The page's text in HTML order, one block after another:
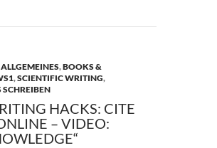
ALLGEMEINES,BOOKS &
,SCIENTIFIC WRITING,
HACKS: CITE
– VIDEO: